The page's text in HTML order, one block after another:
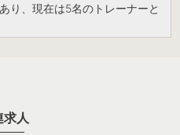
り、現在は5名のトレーナーと
求人